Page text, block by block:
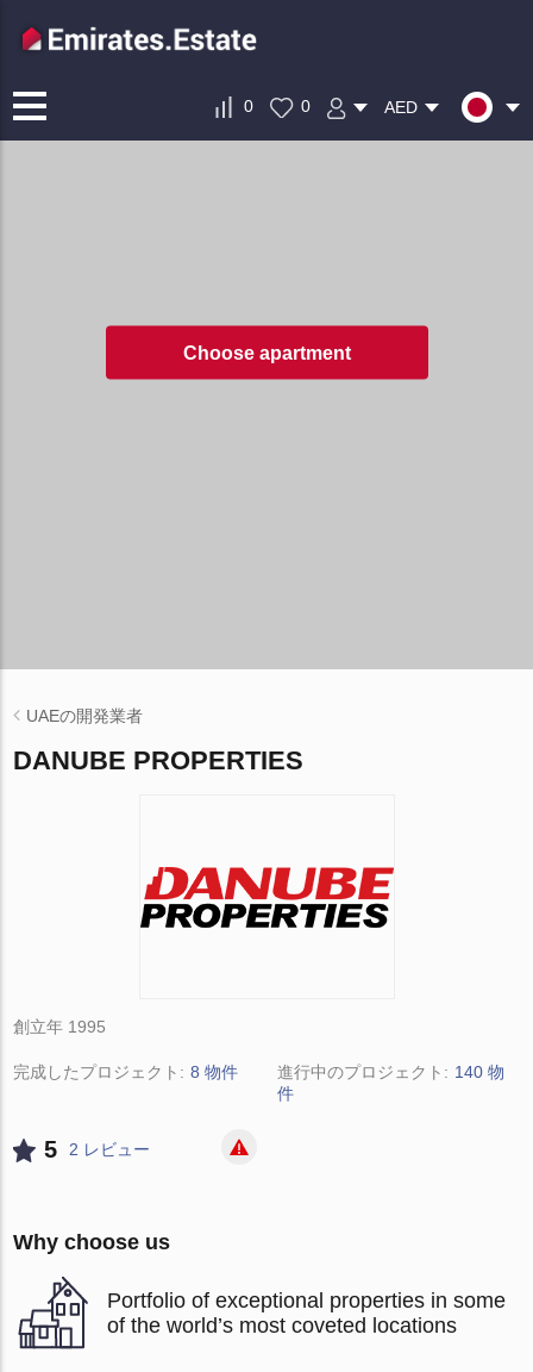
0 0 AED
Choose apartment
UAEの開発業者
DANUBE PROPERTIES
創立年 1995
完成したプロジェクト: 8 物件 進行中のプロジェクト: 140 物
件
5 2 レビュー
Why choose us
Portfolio of exceptional properties in some
of the world’s most coveted locations